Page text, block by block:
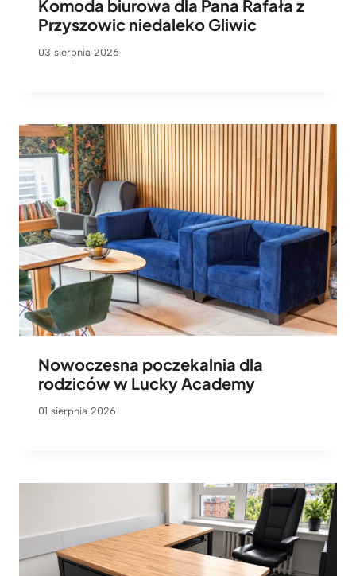
Komoda biurowa dla Pana Rafała z
Przyszowic niedaleko Gliwic
03 sierpnia 2026
Nowoczesna poczekalnia dla
rodziców w Lucky Academy
01 sierpnia 2026